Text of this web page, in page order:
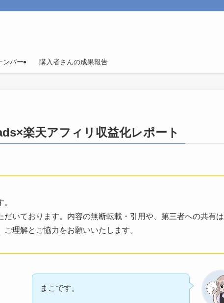
ンバー 購入者さんの成果報告
楽天アフィリ収益化レポート
いております。内容の無断転載・引用や、第三者への共有は
理解とご協力をお願いいたします。
まこです。